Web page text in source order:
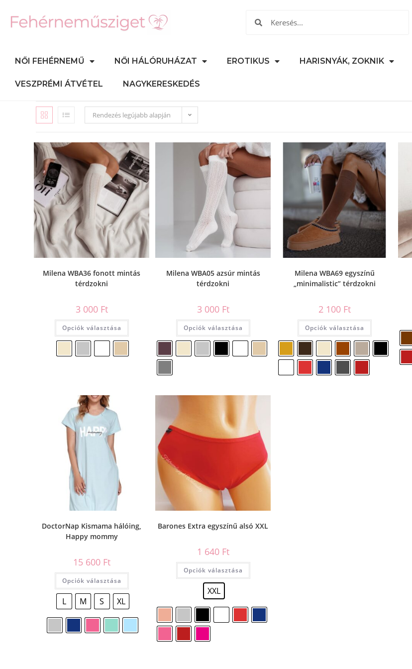
NŐI FEHÉRNEMŰ NŐI HÁLÓRUHÁZAT EROTIKUS HARISNYÁK, ZOKNIK
VESZPRÉMI ÁTVÉTEL NAGYKERESKEDÉS
Rendezés legújabb alapján
Milena WBA36 fonott mintás
térdzokni
3 000 Ft
Opciók választása
Milena WBA05 azsúr mintás
térdzokni
3 000 Ft
Opciók választása
Milena WBA69 egyszínű
„minimalistic” térdzokni
2 100 Ft
Opciók választása
DoctorNap Kismama hálóing,
Happy mommy
15 600 Ft
Opciók választása
L M S XL
Barones Extra egyszínű alsó XXL
1 640 Ft
Opciók választása
XXL